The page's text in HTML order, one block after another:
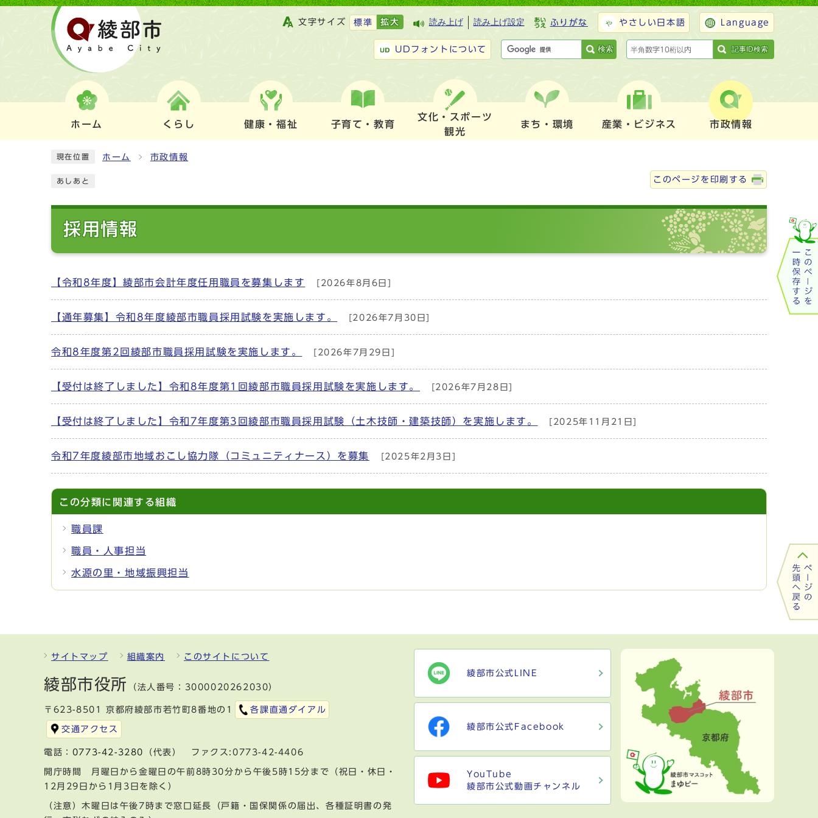
文字サイズ 標準 拡大 読み上げ 読み上げ設定 ふりがな やさしい日本語 Language
UDフォントについて 検索 記事ID検索
ホーム くらし 健康・福祉 子育て・教育
文化・スポーツ
観光
まち・環境 産業・ビジネス 市政情報
現在位置 ホーム 市政情報
あしあと このページを印刷する
採用情報
【令和8年度】綾部市会計年度任用職員を募集します [2026年8月6日]
【通年募集】令和8年度綾部市職員採用試験を実施します。 [2026年7月30日]
令和8年度第2回綾部市職員採用試験を実施します。 [2026年7月29日]
【受付は終了しました】令和8年度第1回綾部市職員採用試験を実施します。 [2026年7月28日]
【受付は終了しました】令和7年度第3回綾部市職員採用試験（土木技師・建築技師）を実施します。 [2025年11月21日]
令和7年度綾部市地域おこし協力隊（コミュニティナース）を募集 [2025年2月3日]
この分類に関連する組織
職員課
職員・人事担当
水源の里・地域振興担当
サイトマップ 組織案内 このサイトについて
綾部市役所 （法人番号：3000020262030）
〒623-8501 京都府綾部市若竹町8番地の1 各課直通ダイアル
交通アクセス
電話： 0773-42-3280 （代表） ファクス:0773-42-4406
開庁時間 月曜日から金曜日の午前8時30分から午後5時15分まで（祝日・休日・
12月29日から1月3日を除く）
（注意）木曜日は午後7時まで窓口延長（戸籍・国保関係の届出、各種証明書の発
綾部市公式LINE
綾部市公式Facebook
YouTube
綾部市公式動画チャンネル